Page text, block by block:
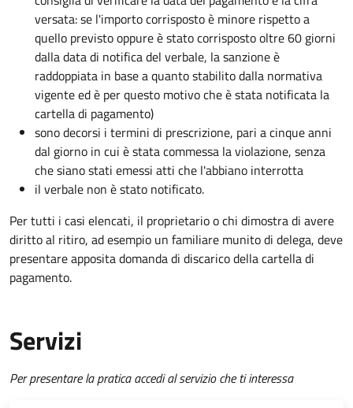
versata: se l'importo corrisposto è minore rispetto a
quello previsto oppure è stato corrisposto oltre 60 giorni
dalla data di notifica del verbale, la sanzione è
raddoppiata in base a quanto stabilito dalla normativa
vigente ed è per questo motivo che è stata notificata la
cartella di pagamento)
sono decorsi i termini di prescrizione, pari a cinque anni
dal giorno in cui è stata commessa la violazione, senza
che siano stati emessi atti che l'abbiano interrotta
il verbale non è stato notificato.
Per tutti i casi elencati, il proprietario o chi dimostra di avere
diritto al ritiro, ad esempio un familiare munito di delega, deve
presentare apposita domanda di discarico della cartella di
pagamento.
Servizi
Per presentare la pratica accedi al servizio che ti interessa